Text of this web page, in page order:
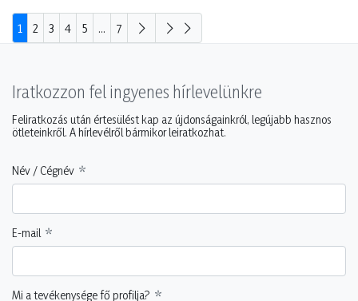
1 2 3 4 5 ... 7
Iratkozzon fel ingyenes hírlevelünkre
Feliratkozás után értesülést kap az újdonságainkról, legújabb hasznos
ötleteinkről. A hírlevélről bármikor leiratkozhat.
Név / Cégnév
E-mail
Mi a tevékenysége fő profilja?